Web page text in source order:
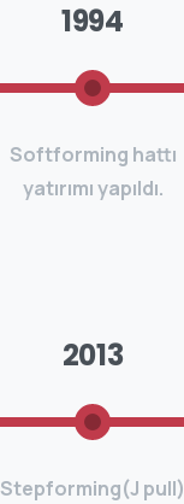
1994
Softforming hattı
yatırımı yapıldı.
2013
Stepforming(J pull)